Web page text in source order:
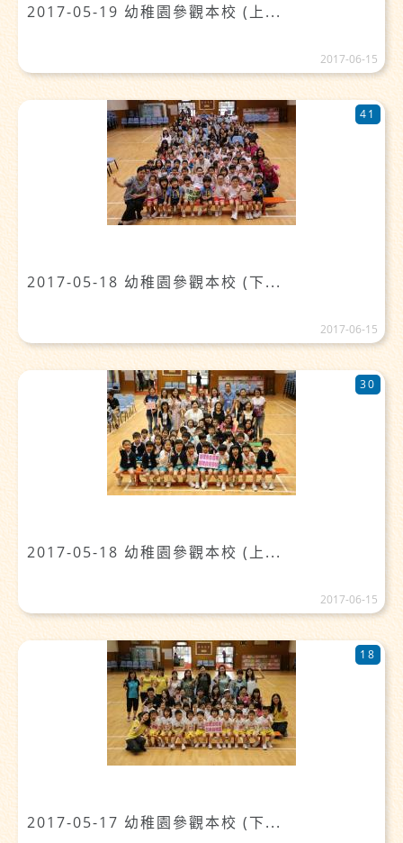
2017-05-19 幼稚園參觀本校 (上...
2017-06-15
2017-05-18 幼稚園參觀本校 (下...
41
2017-06-15
2017-05-18 幼稚園參觀本校 (上...
30
2017-06-15
2017-05-17 幼稚園參觀本校 (下...
18